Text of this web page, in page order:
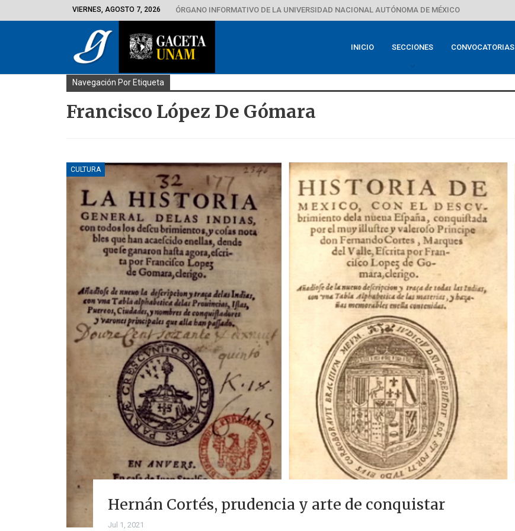
VIERNES, AGOSTO 7, 2026 ÓRGANO INFORMATIVO DE LA UNIVERSIDAD NACIONAL AUTÓNOMA DE MÉXICO
INICIO SECCIONES CONVOCATORIAS
Navegación Por Etiqueta
Francisco López De Gómara
CULTURA
Hernán Cortés, prudencia y arte de conquistar
Jul 1, 2021